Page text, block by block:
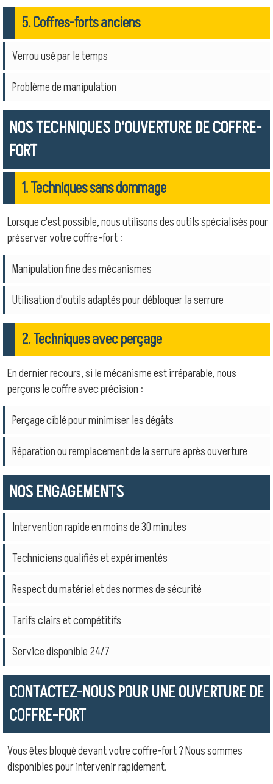
5. Coffres-forts anciens
Verrou usé par le temps
Problème de manipulation
NOS TECHNIQUES D'OUVERTURE DE COFFRE-
FORT
1. Techniques sans dommage
Lorsque c'est possible, nous utilisons des outils spécialisés pour
préserver votre coffre-fort :
Manipulation fine des mécanismes
Utilisation d'outils adaptés pour débloquer la serrure
2. Techniques avec perçage
En dernier recours, si le mécanisme est irréparable, nous
perçons le coffre avec précision :
Perçage ciblé pour minimiser les dégâts
Réparation ou remplacement de la serrure après ouverture
NOS ENGAGEMENTS
Intervention rapide en moins de 30 minutes
Techniciens qualifiés et expérimentés
Respect du matériel et des normes de sécurité
Tarifs clairs et compétitifs
Service disponible 24/7
CONTACTEZ-NOUS POUR UNE OUVERTURE DE
COFFRE-FORT
Vous êtes bloqué devant votre coffre-fort ? Nous sommes
disponibles pour intervenir rapidement.